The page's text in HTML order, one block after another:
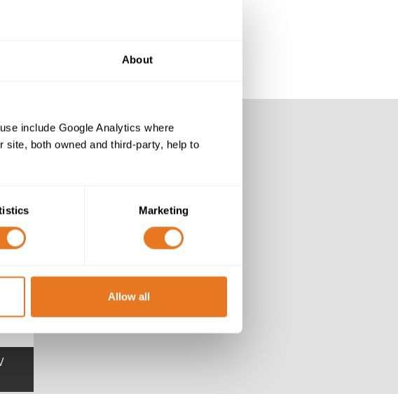
About
include Google Analytics where
both owned and third-party, help to
Marketing
Allow all